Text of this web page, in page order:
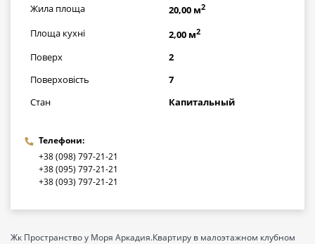
Жила площа 20,00 м2
Площа кухні 2,00 м2
Поверх
2
Поверховість
7
Стан
Капитальный
Телефони:
+38 (098) 797-21-21
+38 (095) 797-21-21
+38 (093) 797-21-21
Жк Пространство у Моря Аркадия.Квартиру в малоэтажном клубном